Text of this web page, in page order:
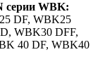
WBK:
DF, WBK25
WBK30 DFF,
40 DF, WBK40